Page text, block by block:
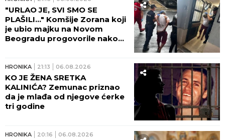
"URLAO JE, SVI SMO SE
PLAŠILI..." Komšije Zorana koji
je ubio majku na Novom
Beogradu progovorile nakon
HRONIKA 21:13 06.08.2026
KO JE ŽENA SRETKA
KALINIĆA? Zemunac priznao
da je mlađa od njegove ćerke
tri godine
HRONIKA 20:16 06.08.2026